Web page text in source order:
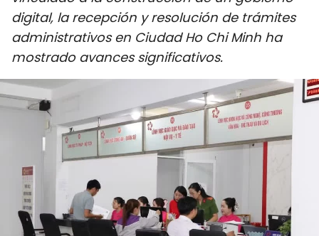
CULTURA - ENTRETENIMIENTO
INTERNACIONAL
DEPORTES
VIAJES
PUENTE DE AMISTAD
HISTORIAS MULTIMEDIA
FOTOGRAFÍA
digital, la recepción y resolución de trámites
administrativos en Ciudad Ho Chi Minh ha
mostrado avances significativos.